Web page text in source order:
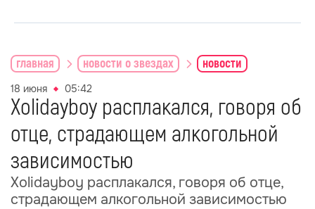
главная новости о звездах новости
18 июня 05:42
Xolidayboy расплакался, говоря об
отце, страдающем алкогольной
зависимостью
Xolidayboy расплакался, говоря об отце,
страдающем алкогольной зависимостью